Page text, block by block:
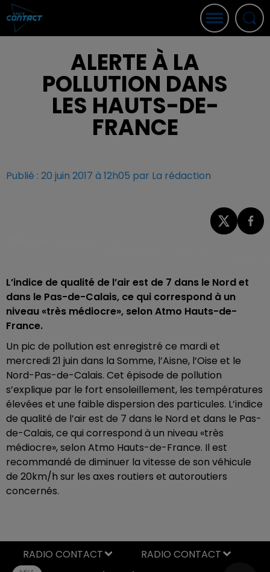
ALERTE À LA
POLLUTION DANS
LES HAUTS-DE-
FRANCE
Publié : 20 juin 2017 à 12h05 par La rédaction
L’indice de qualité de l’air est de 7 dans le Nord et
dans le Pas-de-Calais, ce qui correspond à un
niveau «très médiocre», selon Atmo Hauts-de-
France.
Un pic de pollution est enregistré ce mardi et
mercredi 21 juin dans la Somme, l’Aisne, l’Oise et le
Nord-Pas-de-Calais. Cet épisode de pollution
s’explique par le fort ensoleillement, les températures
élevées et une faible dispersion des particules. L’indice
de qualité de l’air est de 7 dans le Nord et dans le Pas-
de-Calais, ce qui correspond à un niveau «très
médiocre», selon Atmo Hauts-de-France. Il est
recommandé de diminuer la vitesse de son véhicule
de 20km/h sur les axes routiers et autoroutiers
concernés.
RADIO CONTACT